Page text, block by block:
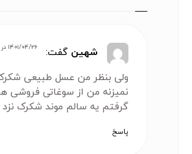
شهین گفت: ۱۴۰۱/۰۴/۲۶ در ۲۳:۰۸
ولی بنظر من عسل طبیعی
نمیزنه من از سوغاتی فروشی
گرفتم یه سالم موند شکرک نزد
پاسخ